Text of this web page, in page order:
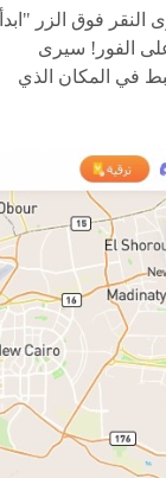
النقر فوق الزر "ابدأ
الفور! سيرى
في المكان الذي